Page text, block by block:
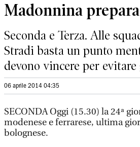
Madonnina
Seconda e Terza. Alle
Stradi basta un punto
devono vincere per
06 aprile 2014 04:35
SECONDA Oggi (15.30) la 24ª
modenese e ferrarese, ultima
bolognese.